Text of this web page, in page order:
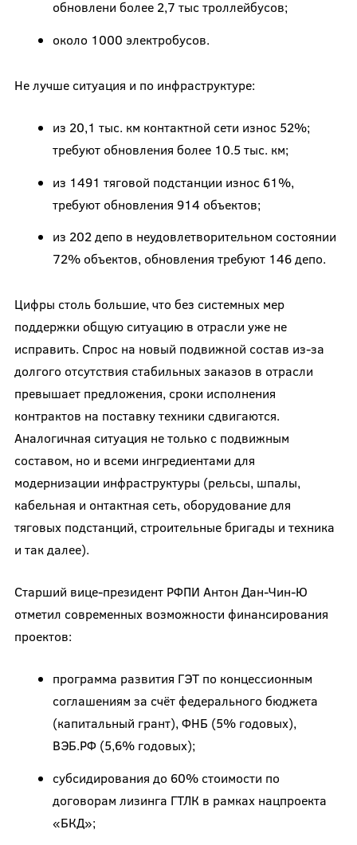
обновлени более 2,7 тыс троллейбусов;
около 1000 электробусов.
Не лучше ситуация и по инфраструктуре:
из 20,1 тыс. км контактной сети износ 52%;
требуют обновления более 10.5 тыс. км;
из 1491 тяговой подстанции износ 61%,
требуют обновления 914 объектов;
из 202 депо в неудовлетворительном состоянии
72% объектов, обновления требуют 146 депо.
Цифры столь большие, что без системных мер
поддержки общую ситуацию в отрасли уже не
исправить. Спрос на новый подвижной состав из-за
долгого отсутствия стабильных заказов в отрасли
превышает предложения, сроки исполнения
контрактов на поставку техники сдвигаются.
Аналогичная ситуация не только с подвижным
составом, но и всеми ингредиентами для
модернизации инфраструктуры (рельсы, шпалы,
кабельная и онтактная сеть, оборудование для
тяговых подстанций, строительные бригады и техника
и так далее).
Старший вице-президент РФПИ Антон Дан-Чин-Ю
отметил современных возможности финансирования
проектов:
программа развития ГЭТ по концессионным
соглашениям за счёт федерального бюджета
(капитальный грант), ФНБ (5% годовых),
ВЭБ.РФ (5,6% годовых);
субсидирования до 60% стоимости по
договорам лизинга ГТЛК в рамках нацпроекта
«БКД»;